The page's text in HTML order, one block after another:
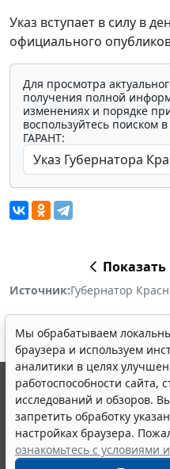
Указ вступает в силу в
официального
Для просмотра
получения полной
изменениях и порядке
воспользуйтесь поиском
ГАРАНТ:
Источник:Губернатор
Мы обрабатываем
браузера и используем
аналитики в целях
работоспособности сайта,
исследований и обзоров.
запретить обработку
настройках браузера.
ознакомьтесь с условиями
© ООО "НПП "ГАРАНТ-
выпускается с 1990 года.
являются участниками
информации ГАРАНТ.
Портал ГАРАНТ.РУ